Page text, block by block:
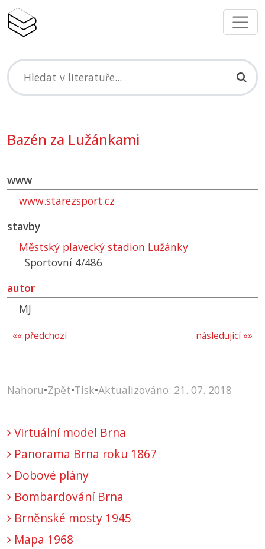
Bazén za Lužánkami
www
www.starezsport.cz
stavby
Městský plavecký stadion Lužánky
Sportovní 4/486
autor
MJ
následující »»
«« předchozí
Nahoru•Zpět•Tisk•Aktualizováno: 21. 07. 2018
Virtuální model Brna
Panorama Brna roku 1867
Dobové plány
Bombardování Brna
Brněnské mosty 1945
Mapa 1968